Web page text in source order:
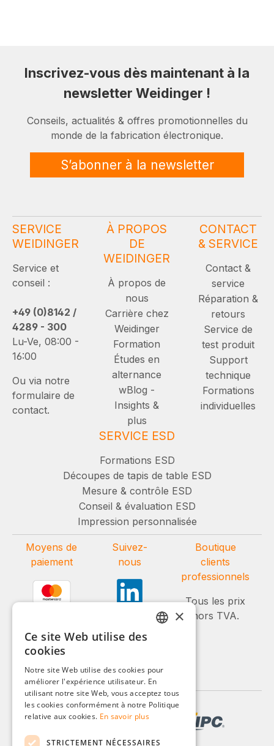
Inscrivez-vous dès maintenant à la
newsletter Weidinger !
Conseils, actualités & offres promotionnelles du
monde de la fabrication électronique.
S’abonner à la newsletter
SERVICE
WEIDINGER
Service et
conseil :
+49 (0)8142 /
4289 - 300
Lu-Ve, 08:00 -
16:00
Ou via notre
formulaire de
contact.
À PROPOS
DE
WEIDINGER
À propos de
nous
Carrière chez
Weidinger
Formation
Études en
alternance
wBlog -
Insights &
plus
CONTACT
& SERVICE
Contact &
service
Réparation &
retours
Service de
test produit
Support
technique
Formations
individuelles
SERVICE ESD
Formations ESD
Découpes de tapis de table ESD
Mesure & contrôle ESD
Conseil & évaluation ESD
Impression personnalisée
Moyens de
paiement
Suivez-
nous
Boutique
clients
professionnels
Tous les prix
hors TVA.
ITALIAN
POLISH
×
Ce site Web utilise des
cookies
Notre site Web utilise des cookies pour
améliorer l'expérience utilisateur. En
utilisant notre site Web, vous acceptez tous
les cookies conformément à notre Politique
relative aux cookies. En savoir plus
STRICTEMENT NÉCESSAIRES